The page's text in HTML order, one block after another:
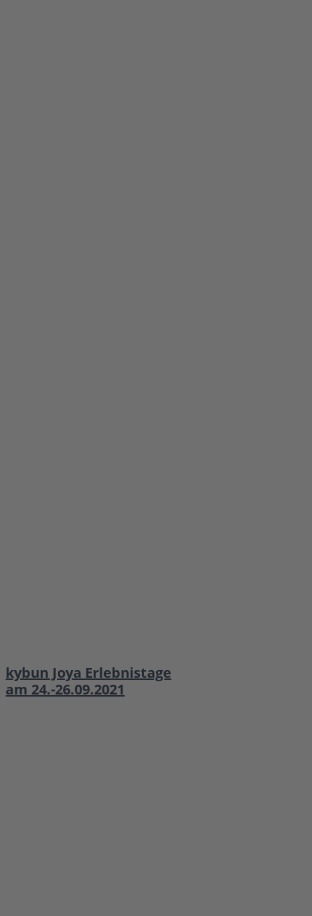
kybun Joya Erlebnistage
am 24.-26.09.2021